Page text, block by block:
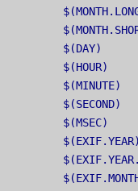
$(DAY)
$(HOUR)
$(MSEC)